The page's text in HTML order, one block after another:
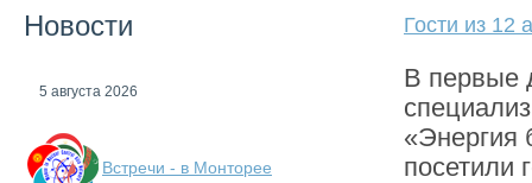
Новости
5 августа 2026
Встречи - в Монторее
Гости из 12
В первые
«Энергия
посетили